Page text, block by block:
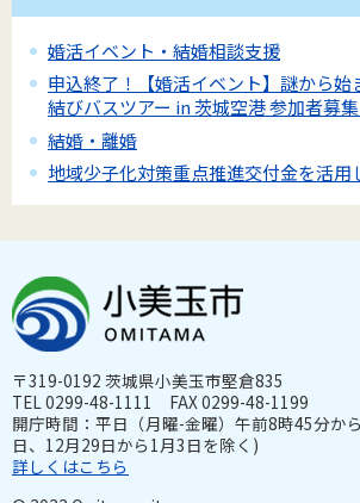
婚活イベント・結婚相談支援
申込終了！【婚活イベント】謎から始
結びバスツアー in 茨城空港 参加者募集
結婚・離婚
地域少子化対策重点推進交付金を活用
〒319-0192 茨城県小美玉市堅倉835
TEL 0299-48-1111 FAX 0299-48-1199
開庁時間：平日（月曜-金曜）午前8時45分か
日、12月29日から1月3日を除く)
詳しくはこちら